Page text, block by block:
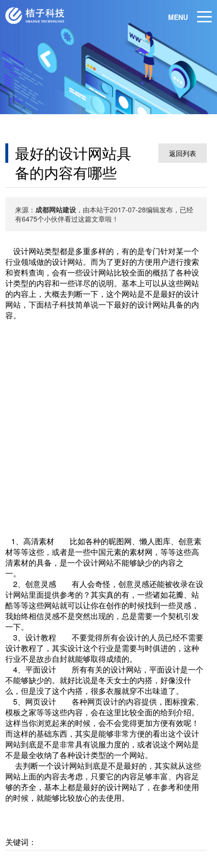
MENU
最好的设计网站具
备的内容有哪些
返回列表
来源：成都网站建设 ，由本站于2017-07-28编辑发布，已经
有6475个小伙伴看过这篇文章啦！
设计网站类型都是多重多样的，有的是专门针对某一个
行业领域做的设计网站。而为了更好的方便用户进行搜索
和资料查询，会有一些设计网站比较全面的概括了各种设
计类型的内容和一些详尽的说明。基本上可以从这些网站
的内容上，大概去判断一下，这个网站是不是最好的设计
网站，下面桔子科技简单说一下最好的设计网站具备的内
容。
1、高清素材 比如各种的昵图网、懒人图库、创意素
材等等这些，或者是一些中国元素的素材网，等等这些高
清素材的具备，是一个设计网站不能够缺少的内容之
一。
2、创意灵感 有人会奇怪，创意灵感还能被收录在设
计网站里面提供参考的？其实真的有，一些诸如花瓣、站
酷等等这些网站就可以让你在创作的时候找到一些灵感，
我始终相信灵感不是突然出现的，总是需要一个契机引发
一下。
3、设计教程 不要觉得所有会设计的人员已经不需要
设计教程了，其实设计这个行业是需要与时俱进的，这种
行业不是故步自封就能够取得成绩的。
4、平面设计 所有有关的设计网站，平面设计是一个
不能够缺少的。就好比说是冬天女士的内搭，好像没什
么，但是没了这个内搭，很多衣服就穿不出味道了。
5、网页设计 各种网页设计的内容提供，图标搜索、
模板之家等等这些内容，会在这里比较全面的给到介绍。
这样当你浏览起来的时候，会不会觉得更加方便有效呢！
而这样的基础东西，其实是能够非常方便的看出这个设计
网站到底是不是非常具有说服力度的，或者说这个网站是
不是最全收纳了各种设计类型的一个网站。
去判断一个设计网站到底是不是最好的，其实就从这些
网站上面的内容去考虑，只要它的内容足够丰富、内容足
够的齐全，基本上都是最好的设计网站了，在参考和使用
的时候，就能够比较放心的去使用。
关键词：